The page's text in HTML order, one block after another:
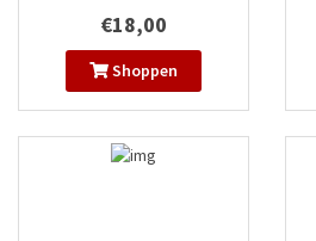
€18,00
Shoppen